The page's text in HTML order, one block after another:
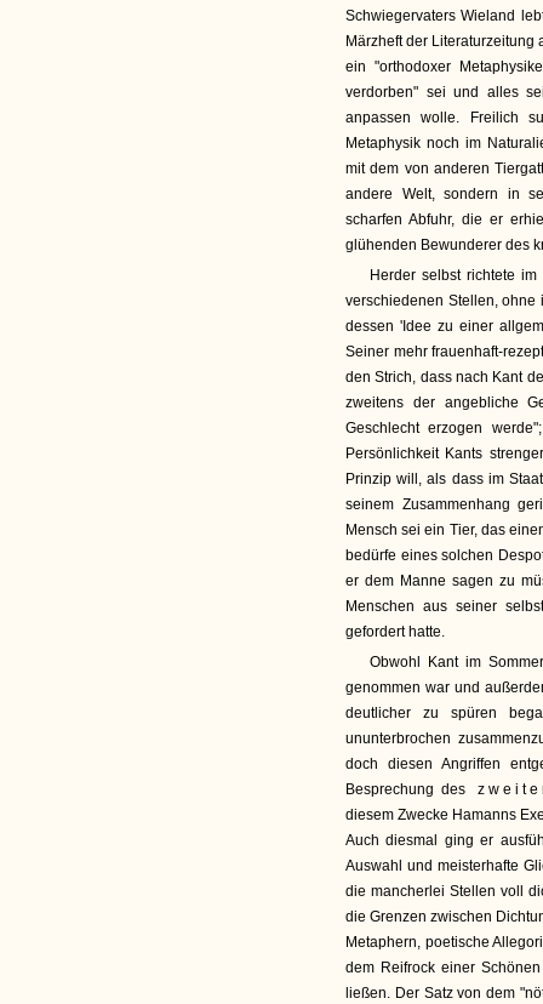
Schwiegervaters Wieland
Märzheft der Literaturzeitung
ein "orthodoxer
verdorben" sei und alles
anpassen wolle. Freilich
Metaphysik noch im
mit dem von anderen
andere Welt, sondern in
scharfen Abfuhr, die er
glühenden Bewunderer des
Herder selbst richtete
verschiedenen Stellen, ohne
dessen 'Idee zu einer
Seiner mehr frauenhaft-
den Strich, dass nach Kant
zweitens der angebliche
Geschlecht erzogen
Persönlichkeit Kants
Prinzip will, als dass im
seinem Zusammenhang
Mensch sei ein Tier, das
bedürfe eines solchen
er dem Manne sagen zu
Menschen aus seiner
gefordert hatte.
Obwohl Kant im
genommen war und
deutlicher zu spüren
ununterbrochen
doch diesen Angriffen
Besprechung des
diesem Zwecke Hamanns
Auch diesmal ging er
Auswahl und meisterhafte
die mancherlei Stellen voll
die Grenzen zwischen
Metaphern, poetische
dem Reifrock einer
ließen. Der Satz von dem